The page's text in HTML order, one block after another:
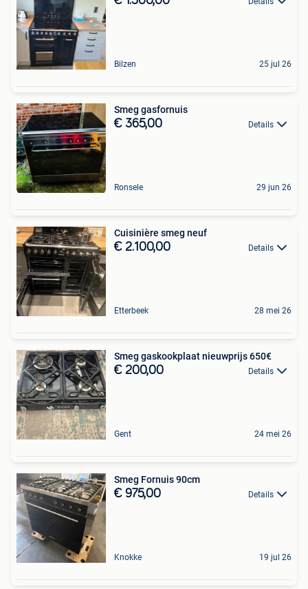
Bilzen 25 jul 26
Smeg gasfornuis
€ 365,00 Details
Ronsele 29 jun 26
Cuisinière smeg neuf
€ 2.100,00 Details
Etterbeek 28 mei 26
Smeg gaskookplaat nieuwprijs 650€
€ 200,00 Details
Gent 24 mei 26
Smeg Fornuis 90cm
€ 975,00 Details
Knokke 19 jul 26